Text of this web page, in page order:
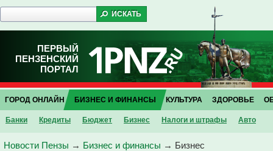
ПЕРВЫЙ
ПЕНЗЕНСКИЙ
ПОРТАЛ
ГОРОД ОНЛАЙН БИЗНЕС И ФИНАНСЫ
Банки Кредиты Бюджет Бизнес Налоги и штрафы Авто
КУЛЬТУРА ЗДОРОВЬЕ
Новости Пензы → Бизнес и финансы → Бизнес